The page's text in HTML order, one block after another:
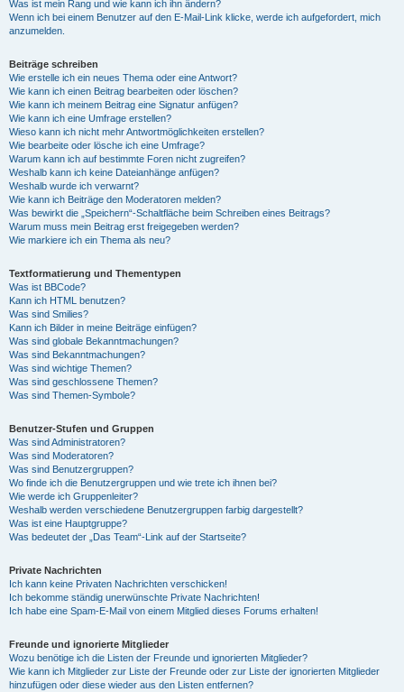
Was ist mein Rang und wie kann ich ihn ändern?
Wenn ich bei einem Benutzer auf den E-Mail-Link klicke, werde ich aufgefordert, mich
anzumelden.
Beiträge schreiben
Wie erstelle ich ein neues Thema oder eine Antwort?
Wie kann ich einen Beitrag bearbeiten oder löschen?
Wie kann ich meinem Beitrag eine Signatur anfügen?
Wie kann ich eine Umfrage erstellen?
Wieso kann ich nicht mehr Antwortmöglichkeiten erstellen?
Wie bearbeite oder lösche ich eine Umfrage?
Warum kann ich auf bestimmte Foren nicht zugreifen?
Weshalb kann ich keine Dateianhänge anfügen?
Weshalb wurde ich verwarnt?
Wie kann ich Beiträge den Moderatoren melden?
Was bewirkt die „Speichern“-Schaltfläche beim Schreiben eines Beitrags?
Warum muss mein Beitrag erst freigegeben werden?
Wie markiere ich ein Thema als neu?
Textformatierung und Thementypen
Was ist BBCode?
Kann ich HTML benutzen?
Was sind Smilies?
Kann ich Bilder in meine Beiträge einfügen?
Was sind globale Bekanntmachungen?
Was sind Bekanntmachungen?
Was sind wichtige Themen?
Was sind geschlossene Themen?
Was sind Themen-Symbole?
Benutzer-Stufen und Gruppen
Was sind Administratoren?
Was sind Moderatoren?
Was sind Benutzergruppen?
Wo finde ich die Benutzergruppen und wie trete ich ihnen bei?
Wie werde ich Gruppenleiter?
Weshalb werden verschiedene Benutzergruppen farbig dargestellt?
Was ist eine Hauptgruppe?
Was bedeutet der „Das Team“-Link auf der Startseite?
Private Nachrichten
Ich kann keine Privaten Nachrichten verschicken!
Ich bekomme ständig unerwünschte Private Nachrichten!
Ich habe eine Spam-E-Mail von einem Mitglied dieses Forums erhalten!
Freunde und ignorierte Mitglieder
Wozu benötige ich die Listen der Freunde und ignorierten Mitglieder?
Wie kann ich Mitglieder zur Liste der Freunde oder zur Liste der ignorierten Mitglieder
hinzufügen oder diese wieder aus den Listen entfernen?